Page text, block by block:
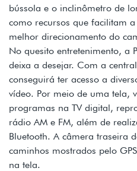
bússola e o inclinômetro de
como recursos que facilitam
melhor direcionamento do
No quesito entretenimento, a
deixa a desejar. Com a
conseguirá ter acesso a
vídeo. Por meio de uma tela,
programas na TV digital,
rádio AM e FM, além de
Bluetooth. A câmera traseira
caminhos mostrados pelo
na tela.